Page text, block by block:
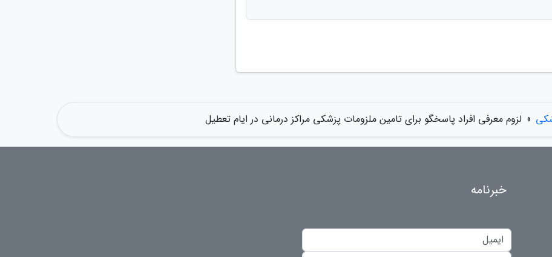
» لزوم معرفی افراد پاسخگو برای تامین ملزومات پزشکی مراکز درمانی در ایام تعطیل
خبرنامه